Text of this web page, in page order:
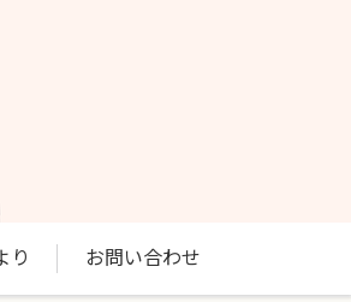
り お問い合わせ